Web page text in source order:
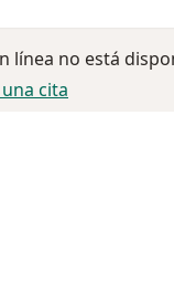
línea no está
cita